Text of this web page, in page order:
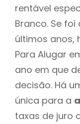
rentável
Branco. Se
últimos anos,
Para Alugar
ano em que
decisão. Há
única para a
taxas de juro